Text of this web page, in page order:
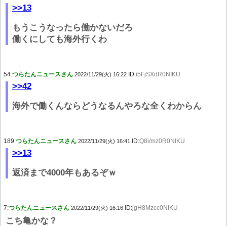
>>13
もうこうなったら働かないだろ
働くにしても海外行くわ
54:つらたんニュースさん 2022/11/29(火) 16:22 ID:i5FjSXdR0NIKU
>>42
海外で働くんならどうなるんやろな全くわからん
189:つらたんニュースさん 2022/11/29(火) 16:41 ID:Q8i/mz0R0NIKU
>>13
返済まで4000年もあるぞｗ
7:つらたんニュースさん 2022/11/29(火) 16:16 ID:jgH8Mzcc0NIKU
こち亀かな？